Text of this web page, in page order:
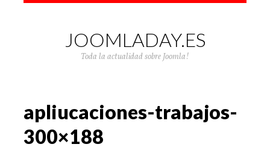
JOOMLADAY.ES
Toda la actualidad sobre Joomla!
apliucaciones-trabajos-
300×188